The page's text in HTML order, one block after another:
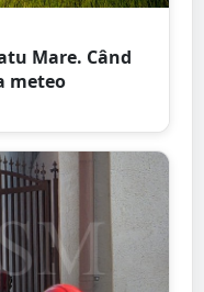
Mare. Când
meteo